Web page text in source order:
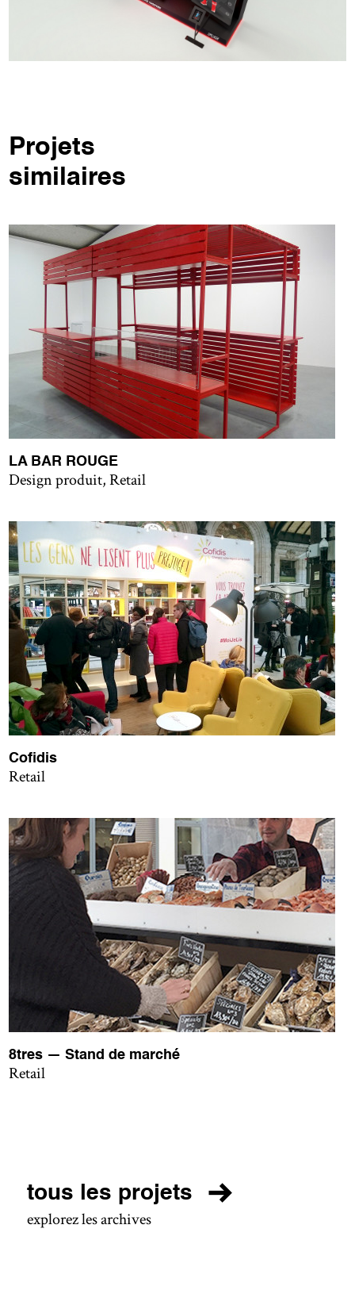
Projets
similaires
LA BAR ROUGE
Design produit, Retail
Cofidis
Retail
8tres — Stand de marché
Retail
tous les projets
explorez les archives